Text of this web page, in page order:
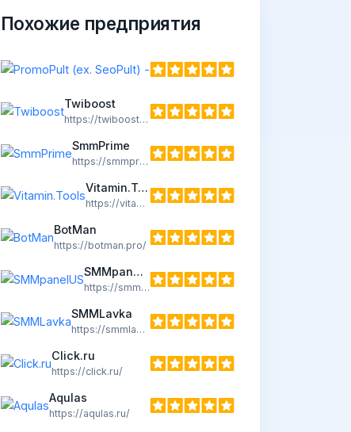
Похожие предприятия
PromoPult (ex. SeoPult) -
https://promopult.ru
Twiboost
https://twiboost.com/
SmmPrime
https://smmprime.com/
Vitamin.Tools
https://vitamin.tools/
BotMan
https://botman.pro/
SMMpanelUS
https://smmpanelus.com/
SMMLavka
https://smmlavka.ru/
Click.ru
https://click.ru/
Aqulas
https://aqulas.ru/